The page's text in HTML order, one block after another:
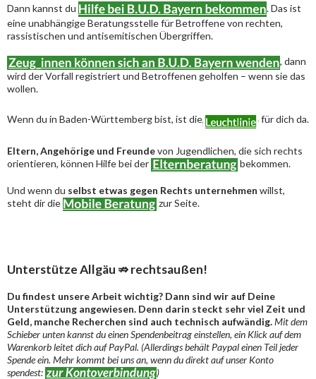
Dann kannst du
. Das ist
eine unabhängige Beratungsstelle für Betroffene von rechten,
rassistischen und antisemitischen Übergriffen.
, dann
wird der Vorfall registriert und Betroffenen geholfen – wenn sie das
wollen.
Wenn du in Baden-Württemberg bist, ist die für dich da.
Eltern, Angehörige und Freundevon Jugendlichen, die sich rechts
orientieren, können Hilfe bei der
bekommen.
Und wenn du selbst etwas gegen Rechts unternehmen willst,
steht dir die
zur Seite.
Unterstütze Allgäu ⇏ rechtsaußen!
Du findest unsere Arbeit wichtig? Dann sind wir auf Deine
Unterstützung angewiesen. Denn darin steckt sehr viel Zeit und
Geld, manche Recherchen sind auch technisch aufwändig.Mit dem
Schieber unten kannst du einen Spendenbeitrag einstellen, ein Klick auf dem
Warenkorb leitet dich auf PayPal. (Allerdings behält Paypal einen Teil jeder
Spende ein. Mehr kommt bei uns an, wenn du direkt auf unser Konto
spendest:
)